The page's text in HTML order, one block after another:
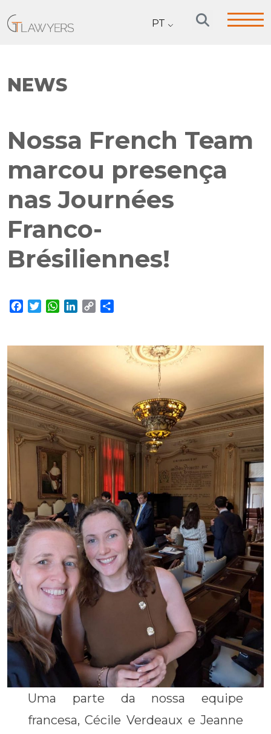
PT
NEWS
Nossa French Team
marcou presença
nas Journées
Franco-
Brésiliennes!
Facebook
TwitterWhatsApp
LinkedIn
Copy
Uma parte da nossa equipe
francesa, Cécile Verdeaux e Jeanne